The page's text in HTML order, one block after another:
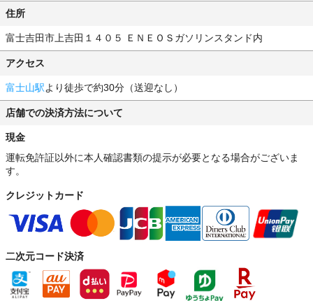
住所
富士吉田市上吉田１４０５ ＥＮＥＯＳガソリンスタンド内
アクセス
富士山駅より徒歩で約30分（送迎なし）
店舗での決済方法について
現金
運転免許証以外に本人確認書類の提示が必要となる場合がございま
す。
クレジットカード
二次元コード決済